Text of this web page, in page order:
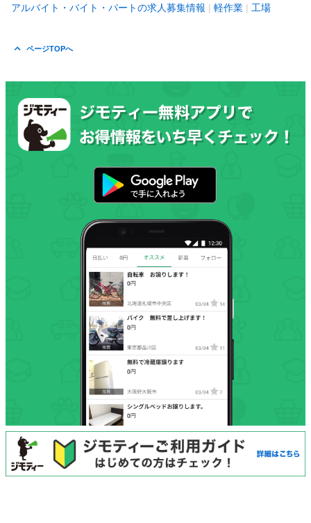
アルバイト・バイト・パートの求人募集情報 軽作業 工場
ページTOPへ